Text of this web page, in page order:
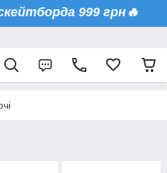
999 грн🔥